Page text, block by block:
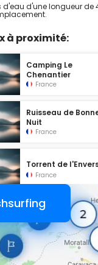
d'eau d'une longueur de
à proximité:
Camping Le
Chenantier
France
Ruisseau de
Nuit
France
Torrent de
France